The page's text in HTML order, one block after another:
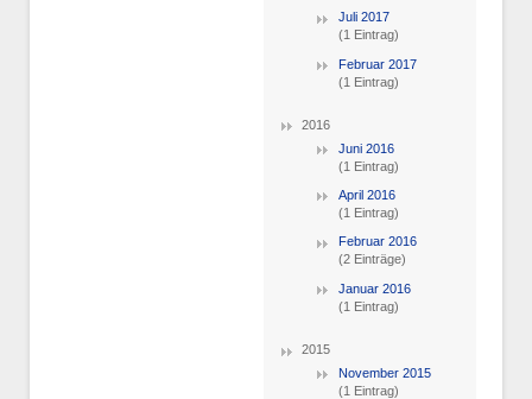
Juli 2017
(1 Eintrag)
Februar 2017
(1 Eintrag)
2016
Juni 2016
(1 Eintrag)
April 2016
(1 Eintrag)
Februar 2016
(2 Einträge)
Januar 2016
(1 Eintrag)
2015
November 2015
(1 Eintrag)